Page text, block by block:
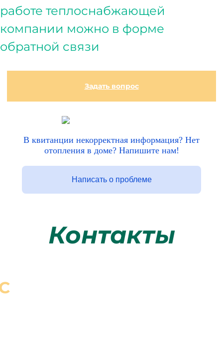
работе теплоснабжающей
компании можно в форме
обратной связи
Задать вопрос
В квитанции некорректная информация? Нет
отопления в доме? Напишите нам!
Написать о проблеме
Контакты